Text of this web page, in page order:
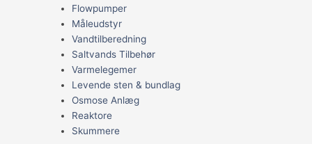
Flowpumper
Måleudstyr
Vandtilberedning
Saltvands Tilbehør
Varmelegemer
Levende sten & bundlag
Osmose Anlæg
Reaktore
Skummere